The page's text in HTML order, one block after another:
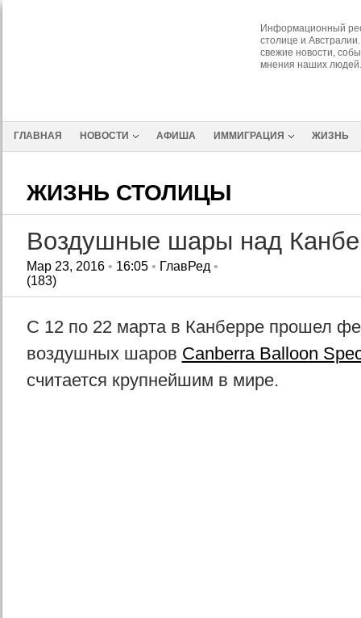
Информационный
столице и
свежие новости,
мнения наших людей.
ГЛАВНАЯ НОВОСТИ АФИША ИММИГРАЦИЯ ЖИЗНЬ
ЖИЗНЬ СТОЛИЦЫ
Воздушные шары над
Мар 23, 2016• 16:05• ГлавРед •
(183)
С 12 по 22 марта в Канберре прошел
воздушных шаров Canberra Balloon
считается крупнейшим в мире.